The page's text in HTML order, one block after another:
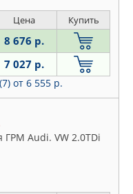
Цена Купить
8 676 р.
7 027 р.
от 6 555 р.
ГРМ Audi. VW 2.0TDi